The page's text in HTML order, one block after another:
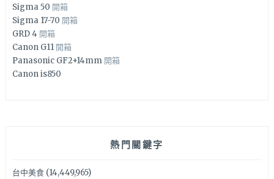
Sigma 50 開箱
Sigma 17-70 開箱
GRD 4 開箱
Canon G11 開箱
Panasonic GF2+14mm 開箱
Canon is850
熱門關鍵字
台中美食(14,449,965)